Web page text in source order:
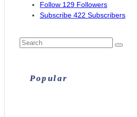
Follow 129 Followers
Subscribe 422 Subscribers
Popular